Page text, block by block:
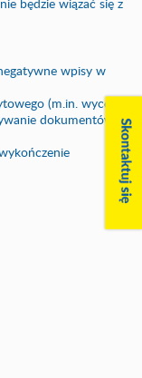
wpisy w
(m.in. wyceny
dokumentów,